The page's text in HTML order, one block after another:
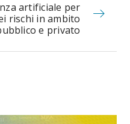
artificiale per
rischi in ambito
e privato